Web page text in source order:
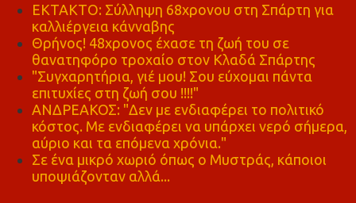
ΕΚΤΑΚΤΟ: Σύλληψη 68χρονου στη Σπάρτη για
καλλιέργεια κάνναβης
Θρήνος! 48χρονος έχασε τη ζωή του σε
θανατηφόρο τροχαίο στον Κλαδά Σπάρτης
"Συγχαρητήρια, γιέ μου! Σου εύχομαι πάντα
επιτυχίες στη ζωή σου !!!!"
ΑΝΔΡΕΑΚΟΣ: "Δεν με ενδιαφέρει το πολιτικό
κόστος. Με ενδιαφέρει να υπάρχει νερό σήμερα,
αύριο και τα επόμενα χρόνια."
Σε ένα μικρό χωριό όπως ο Μυστράς, κάποιοι
υποψιάζονταν αλλά...